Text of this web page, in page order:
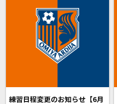
練習日程変更のお知らせ【6月